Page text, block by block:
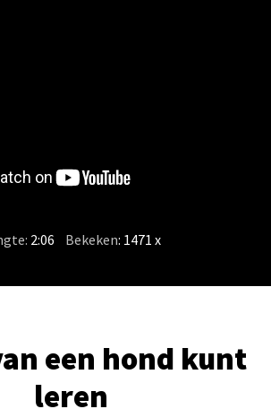
2:06 Bekeken: 1471 x
een hond kunt
leren